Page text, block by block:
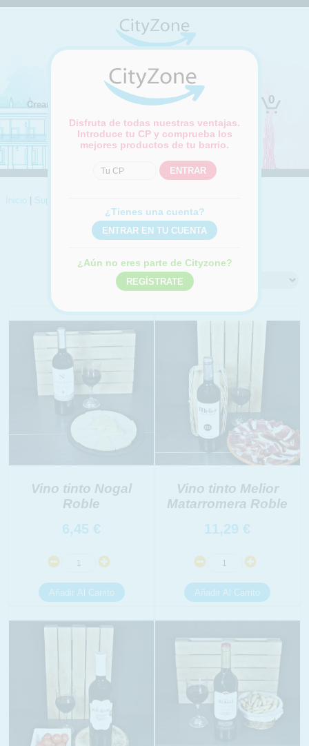
(Cambiar ubicación)
Crear cuenta Iniciar sesión 0
Disfruta de todas nuestras ventajas.
Introduce tu CP y comprueba los
mejores productos de tu barrio.
¿Tienes una cuenta?
¿Aún no eres parte de Cityzone?
Inicio Supermercado
OTROS VINOS TINTOS
Ordenar por:
Vino tinto Nogal
Roble
6,45 €
Vino tinto Melior
Matarromera Roble
11,29 €